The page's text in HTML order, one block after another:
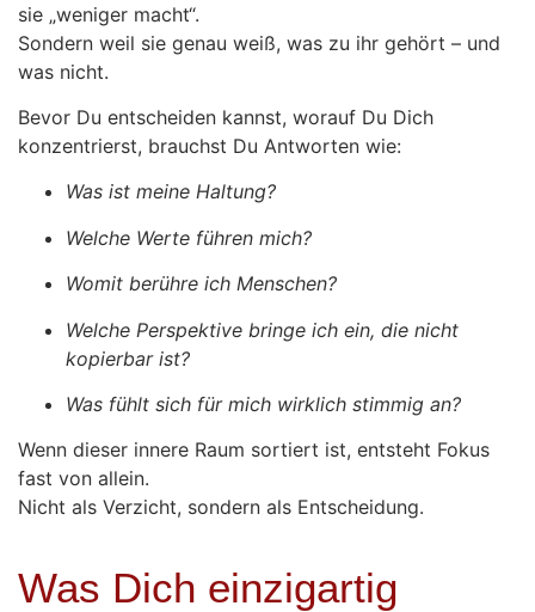
sie „weniger macht“.
Sondern weil sie genau weiß, was zu ihr gehört – und
was nicht.
Bevor Du entscheiden kannst, worauf Du Dich
konzentrierst, brauchst Du Antworten wie:
Was ist meine Haltung?
Welche Werte führen mich?
Womit berühre ich Menschen?
Welche Perspektive bringe ich ein, die nicht
kopierbar ist?
Was fühlt sich für mich wirklich stimmig an?
Wenn dieser innere Raum sortiert ist, entsteht Fokus
fast von allein.
Nicht als Verzicht, sondern als Entscheidung.
Was Dich einzigartig